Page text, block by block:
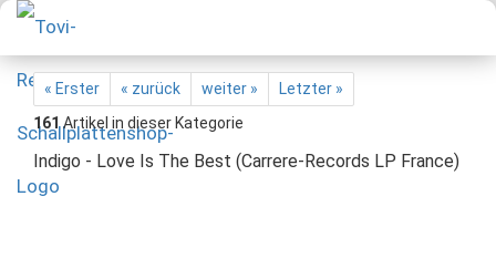
« Erster « zurück weiter »
Letzter »
161Artikel in dieser Kategorie
Indigo - Love Is The Best (Carrere-Records LP France)